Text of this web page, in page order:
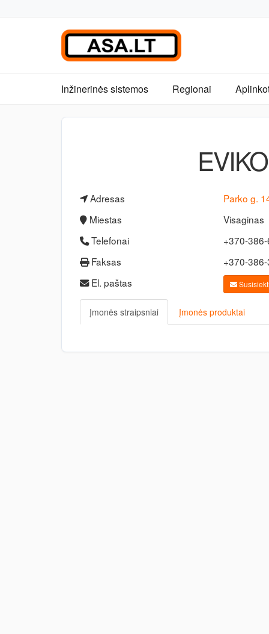
Inžinerinės sistemos Regionai
Adresas
Parko g.
Miestas
Visaginas
Telefonai
+370-
Faksas
+370-
El. paštas
Įmonės straipsniai Įmonės produktai